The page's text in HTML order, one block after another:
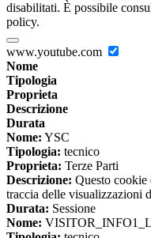
disabilitati. È possibile
policy.
www.youtube.com
Nome
Tipologia
Proprieta
Descrizione
Durata
Nome: YSC
Tipologia: tecnico
Proprieta: Terze Parti
Descrizione: Questo cookie
traccia delle visualizzazioni
Durata: Sessione
Nome: